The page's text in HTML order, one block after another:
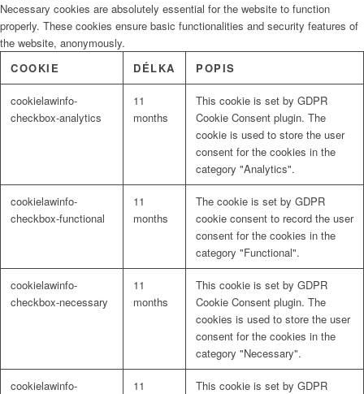
Necessary cookies are absolutely essential for the website to function
properly. These cookies ensure basic functionalities and security features of
the website, anonymously.
COOKIE
DÉLKA POPIS
cookielawinfo-
checkbox-analytics
11
months
This cookie is set by GDPR
Cookie Consent plugin. The
cookie is used to store the user
consent for the cookies in the
category "Analytics".
cookielawinfo-
checkbox-functional
11
months
The cookie is set by GDPR
cookie consent to record the user
consent for the cookies in the
category "Functional".
cookielawinfo-
checkbox-necessary
11
months
This cookie is set by GDPR
Cookie Consent plugin. The
cookies is used to store the user
consent for the cookies in the
category "Necessary".
cookielawinfo-
11
This cookie is set by GDPR